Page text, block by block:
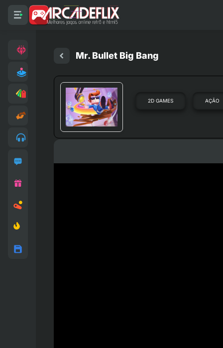
Mr. Bullet Big Bang
2D GAMES AÇÃO